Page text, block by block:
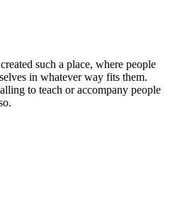
such a place, where people
in whatever way fits them.
to teach or accompany people